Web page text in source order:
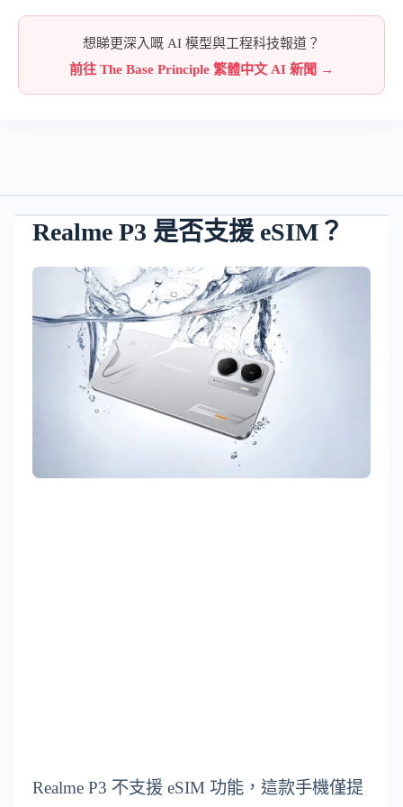
想睇更深入嘅 AI 模型與工程科技報道？
前往 The Base Principle 繁體中文 AI 新聞 →
Realme P3 是否支援 eSIM？
Realme P3 不支援 eSIM 功能，這款手機僅提